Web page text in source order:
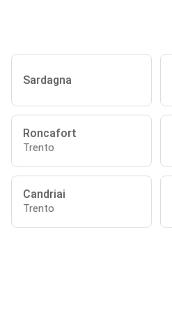
Sardagna
Roncafort
Trento
Candriai
Trento